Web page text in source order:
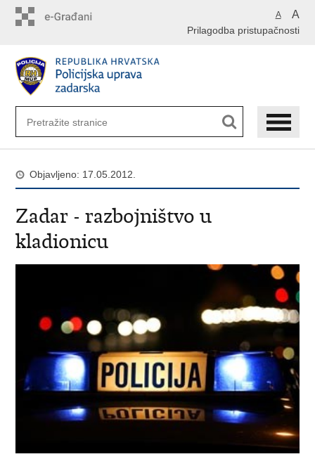
A A
Prilagodba pristupačnosti
Objavljeno: 17.05.2012.
Zadar - razbojništvo u
kladionicu